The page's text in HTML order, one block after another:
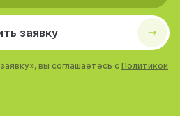
заявку
вы соглашаетесь с Политикой